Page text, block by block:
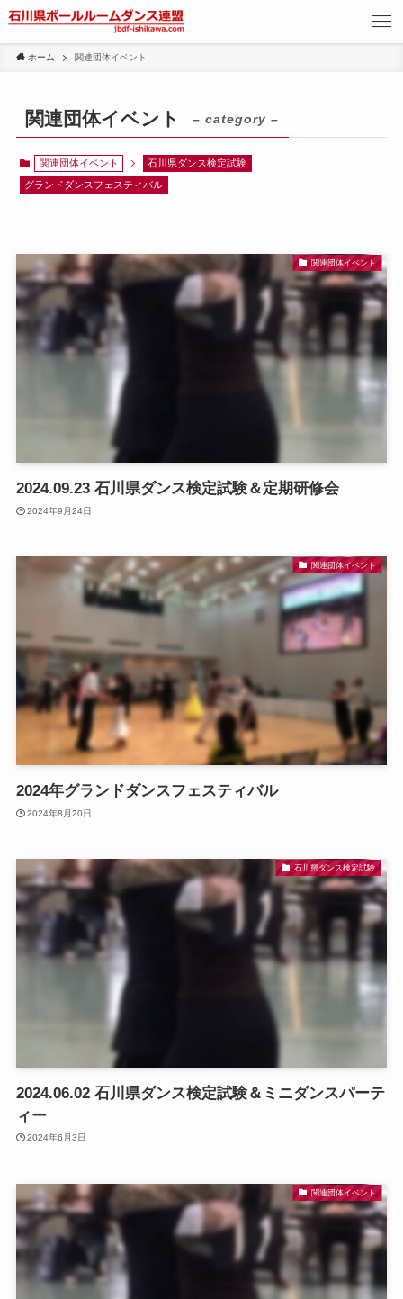
ホーム 関連団体イベント
関連団体イベント – category –
関連団体イベント 石川県ダンス検定試験
グランドダンスフェスティバル
関連団体イベント
2024.09.23 石川県ダンス検定試験＆定期研修会
2024年9月24日
関連団体イベント
2024年グランドダンスフェスティバル
2024年8月20日
石川県ダンス検定試験
2024.06.02 石川県ダンス検定試験＆ミニダンスパーテ
ィー
2024年6月3日
関連団体イベント